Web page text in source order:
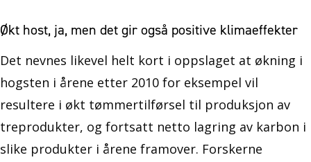
Økt host, ja, men det gir også positive klimaeffekter
Det nevnes likevel helt kort i oppslaget at økning i
hogsten i årene etter 2010 for eksempel vil
resultere i økt tømmertilførsel til produksjon av
treprodukter, og fortsatt netto lagring av karbon i
slike produkter i årene framover. Forskerne